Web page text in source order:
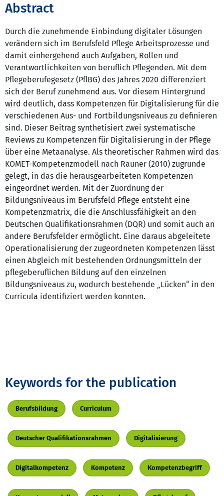
Abstract
Durch die zunehmende Einbindung digitaler Lösungen
verändern sich im Berufsfeld Pflege Arbeitsprozesse und
damit einhergehend auch Aufgaben, Rollen und
Verantwortlichkeiten von beruflich Pflegenden. Mit dem
Pflegeberufegesetz (PflBG) des Jahres 2020 differenziert
sich der Beruf zunehmend aus. Vor diesem Hintergrund
wird deutlich, dass Kompetenzen für Digitalisierung für die
verschiedenen Aus- und Fortbildungsniveaus zu definieren
sind. Dieser Beitrag synthetisiert zwei systematische
Reviews zu Kompetenzen für Digitalisierung in der Pflege
über eine Metaanalyse. Als theoretischer Rahmen wird das
KOMET-Kompetenzmodell nach Rauner (2010) zugrunde
gelegt, in das die herausgearbeiteten Kompetenzen
eingeordnet werden. Mit der Zuordnung der
Bildungsniveaus im Berufsfeld Pflege entsteht eine
Kompetenzmatrix, die die Anschlussfähigkeit an den
Deutschen Qualifikationsrahmen (DQR) und somit auch an
andere Berufsfelder ermöglicht. Eine daraus abgeleitete
Operationalisierung der zugeordneten Kompetenzen lässt
einen Abgleich mit bestehenden Ordnungsmitteln der
pflegeberuflichen Bildung auf den einzelnen
Bildungsniveaus zu, wodurch bestehende „Lücken“ in den
Curricula identifiziert werden konnten.
Keywords for the publication
Berufsbildung Curriculum
Deutscher Qualifikationsrahmen Digitalisierung
Digitalkompetenz Kompetenz Kompetenzbegriff